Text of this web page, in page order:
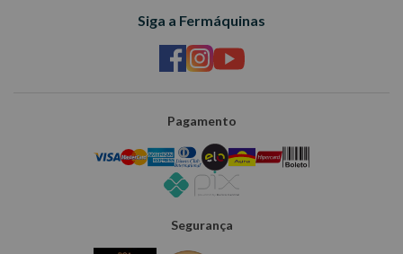
Siga a Fermáquinas
Pagamento
Segurança